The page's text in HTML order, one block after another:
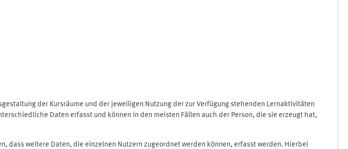
der Kursräume und der jeweiligen Nutzung der zur Verfügung stehenden Lernaktivitäten
Daten erfasst und können in den meisten Fällen auch der Person, die sie erzeugt hat,
dass weitere Daten, die einzelnen Nutzern zugeordnet werden können, erfasst werden. Hierbei